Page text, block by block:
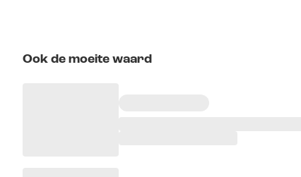
Ook de moeite waard